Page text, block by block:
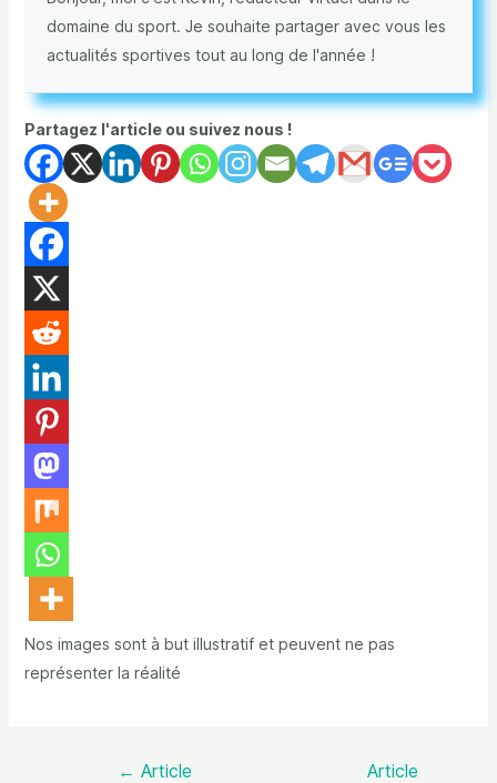
domaine du sport. Je souhaite partager avec vous les
actualités sportives tout au long de l'année !
Partagez l'article ou suivez nous !
Nos images sont à but illustratif et peuvent ne pas
représenter la réalité
← Article
Article